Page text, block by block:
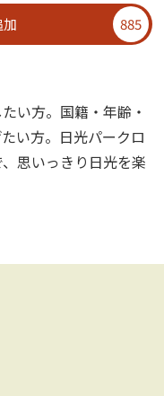
885
い方。国籍・年齢・
い方。日光パークロ
思いっきり日光を楽